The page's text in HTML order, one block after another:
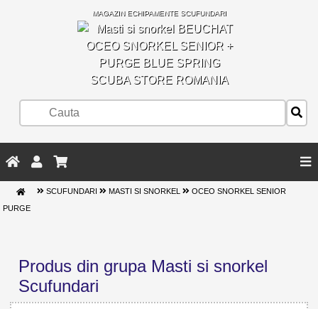
MAGAZIN ECHIPAMENTE SCUFUNDARI
SCUBA STORE ROMANIA
SCUFUNDARI MASTI SI SNORKEL OCEO SNORKEL SENIOR
PURGE
Produs din grupa Masti si snorkel
Scufundari